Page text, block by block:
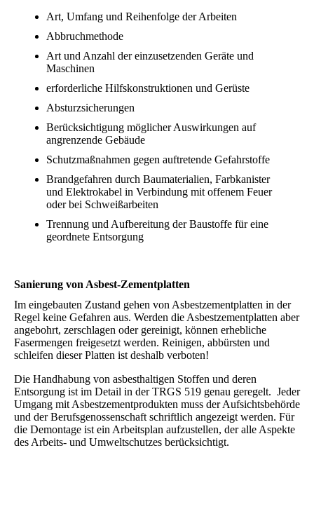
Art, Umfang und Reihenfolge der Arbeiten
Abbruchmethode
Art und Anzahl der einzusetzenden Geräte und
Maschinen
erforderliche Hilfskonstruktionen und Gerüste
Absturzsicherungen
Berücksichtigung möglicher Auswirkungen auf
angrenzende Gebäude
Schutzmaßnahmen gegen auftretende Gefahrstoffe
Brandgefahren durch Baumaterialien, Farbkanister
und Elektrokabel in Verbindung mit offenem Feuer
oder bei Schweißarbeiten
Trennung und Aufbereitung der Baustoffe für eine
geordnete Entsorgung
Sanierung von Asbest-Zementplatten
Im eingebauten Zustand gehen von Asbestzementplatten in der
Regel keine Gefahren aus. Werden die Asbestzementplatten aber
angebohrt, zerschlagen oder gereinigt, können erhebliche
Fasermengen freigesetzt werden. Reinigen, abbürsten und
schleifen dieser Platten ist deshalb verboten!
Die Handhabung von asbesthaltigen Stoffen und deren
Entsorgung ist im Detail in der TRGS 519 genau geregelt. Jeder
Umgang mit Asbestzementprodukten muss der Aufsichtsbehörde
und der Berufsgenossenschaft schriftlich angezeigt werden. Für
die Demontage ist ein Arbeitsplan aufzustellen, der alle Aspekte
des Arbeits- und Umweltschutzes berücksichtigt.